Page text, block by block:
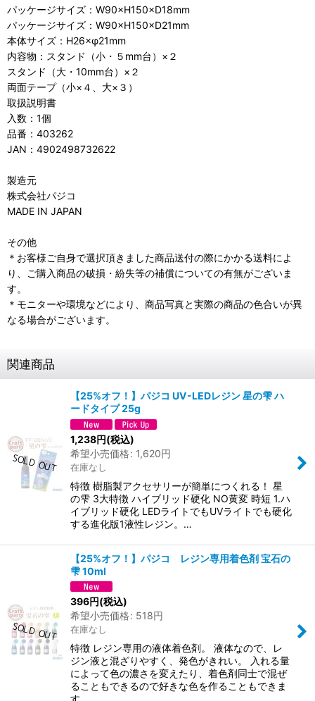
パッケージサイズ：W90×H150×D18mm
パッケージサイズ：W90×H150×D21mm
本体サイズ：H26×φ21mm
内容物：スタンド（小・５mm台）×２
スタンド（大・10mm台）×２
両面テープ（小×４、大×３）
取扱説明書
入数：1個
品番：403262
JAN：4902498732622
製造元
株式会社パジコ
MADE IN JAPAN
その他
＊お客様ご自身で選択頂きました商品送付の際にかかる送料によ
り、ご購入商品の破損・紛失等の補償についての有無がございま
す。
＊モニターや環境などにより、商品写真と実際の商品の色合いが異
なる場合がございます。
関連商品
【25%オフ！】パジコ UV-LEDレジン 星の雫 ハ
ードタイプ 25g
1,238円(税込)
希望小売価格: 1,620円
在庫なし
特徴 樹脂製アクセサリーが簡単につくれる！ 星
の雫 3大特徴 ハイブリッド硬化 NO黄変 時短 1.ハ
イブリッド硬化 LEDライトでもUVライトでも硬化
する進化版1液性レジン。…
【25%オフ！】パジコ レジン専用着色剤 宝石の
雫 10ml
396円(税込)
希望小売価格: 518円
在庫なし
特徴 レジン専用の液体着色剤。 液体なので、レ
ジン液と混ざりやすく、発色がきれい。 入れる量
によって色の濃さを変えたり、着色剤同士で混ぜ
ることもできるので好きな色を作ることもできま